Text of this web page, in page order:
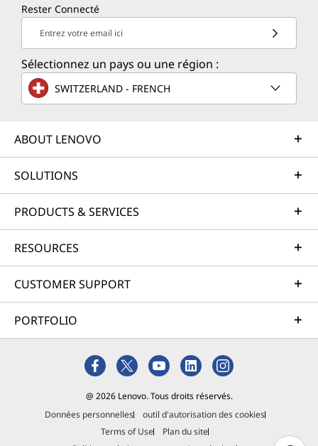
Rester Connecté
Entrez votre email ici
Sélectionnez un pays ou une région :
SWITZERLAND - FRENCH
ABOUT LENOVO
SOLUTIONS
PRODUCTS & SERVICES
RESOURCES
CUSTOMER SUPPORT
PORTFOLIO
@ 2026 Lenovo. Tous droits réservés.
Données personnelles
outil d'autorisation des cookies
Terms of Use
Plan du site